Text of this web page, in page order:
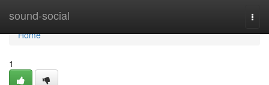
sound-social
Home
Home
1